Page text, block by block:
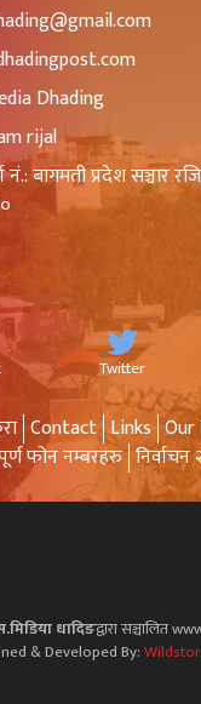
Dhading
rijal
बागमती प्रदेश सञ्चार
Twitter
Contact Links Our
फोन नम्बरहरु
धादिङद्वारा सञ्चालित
& Developed By: